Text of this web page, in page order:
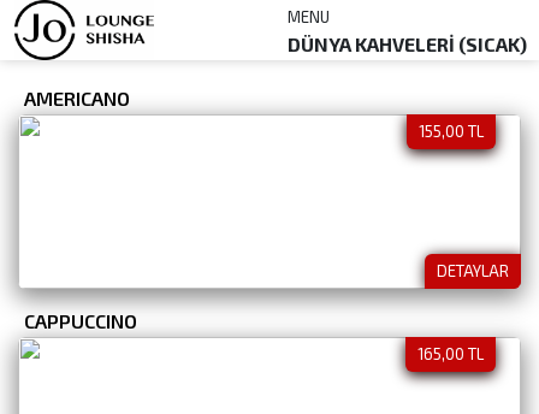
MENU
DÜNYA KAHVELERİ (SICAK)
AMERICANO
155,00 TL
DETAYLAR
CAPPUCCINO
165,00 TL